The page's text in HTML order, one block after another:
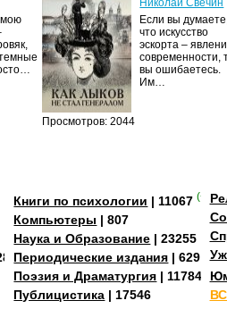
мою
Просмотров: 2044
Николай Свечин
Если вы
что искусство
эскорта –
современности,
вы ошибаетесь.
Им…
Книги по психологии | 11067 (+4)
Компьютеры | 807
Наука и Образование | 23255
Периодические издания | 629
Поэзия и Драматургия | 11784
Публицистика | 17546